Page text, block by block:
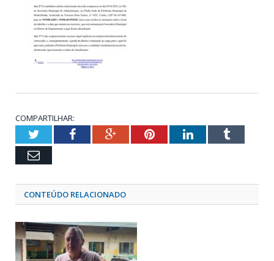
COMPARTILHAR:
TwitterFacebookGoogle+PinterestLinkedInTumblr
Email
CONTEÚDO RELACIONADO